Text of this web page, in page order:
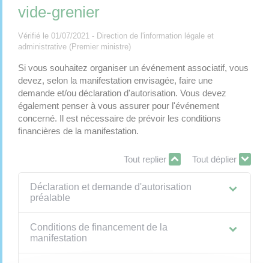
vide-grenier
Vérifié le 01/07/2021 - Direction de l'information légale et
administrative (Premier ministre)
Si vous souhaitez organiser un événement associatif, vous
devez, selon la manifestation envisagée, faire une
demande et/ou déclaration d'autorisation. Vous devez
également penser à vous assurer pour l'événement
concerné. Il est nécessaire de prévoir les conditions
financières de la manifestation.
Tout replier Tout déplier
Déclaration et demande d'autorisation
préalable
Conditions de financement de la
manifestation